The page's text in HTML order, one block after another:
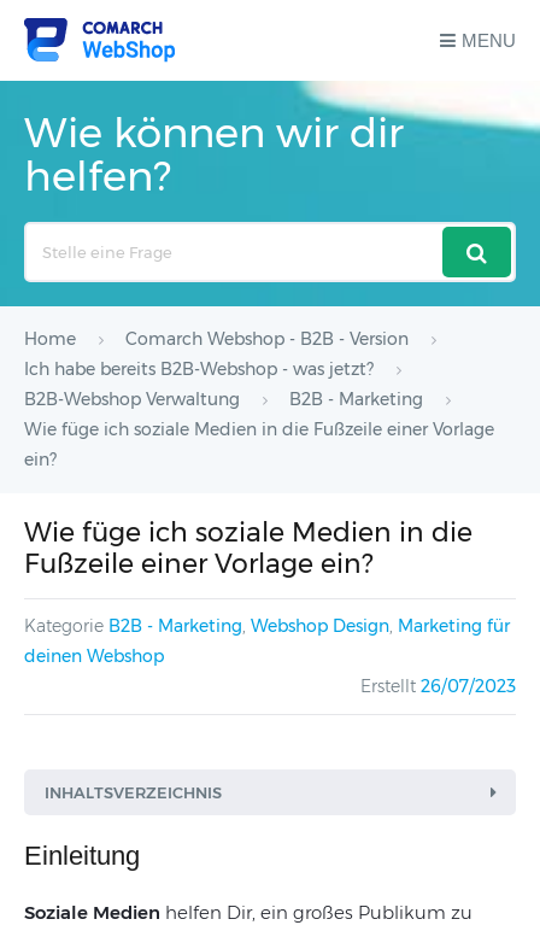
MENU
Wie können wir dir
helfen?
Home
Comarch Webshop - B2B - Version
Ich habe bereits B2B-Webshop - was jetzt?
B2B-Webshop Verwaltung
B2B - Marketing
Wie füge ich soziale Medien in die Fußzeile einer Vorlage
ein?
Wie füge ich soziale Medien in die
Fußzeile einer Vorlage ein?
Kategorie B2B - Marketing, Webshop Design, Marketing für
deinen Webshop
Erstellt 26/07/2023
INHALTSVERZEICHNIS
Einleitung
Soziale Medien helfen Dir, ein großes Publikum zu